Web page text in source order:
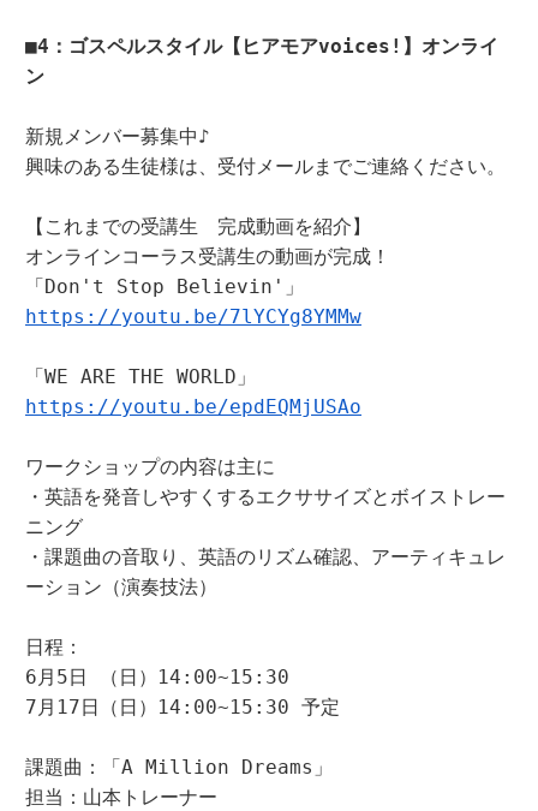
■4：ゴスペルスタイル【ヒアモアvoices!】オンライ
ン
新規メンバー募集中♪
興味のある生徒様は、受付メールまでご連絡ください。
【これまでの受講生　完成動画を紹介】
オンラインコーラス受講生の動画が完成！
https://youtu.be/7lYCYg8YMMw
https://youtu.be/epdEQMjUSAo
ワークショップの内容は主に
・英語を発音しやすくするエクササイズとボイストレー
ニング
・課題曲の音取り、英語のリズム確認、アーティキュレ
ーション（演奏技法）
日程：
6月5日 （日）14:00~15:30
7月17日（日）14:00~15:30 予定
課題曲：「A Million Dreams」
担当：山本トレーナー